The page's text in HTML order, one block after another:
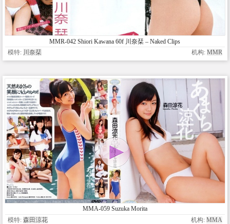
MMR-042 Shiori Kawana 60f 川奈栞 – Naked Clips
模特: 川奈栞 机构: MMR
MMA-059 Suzuka Morita
模特: 森田涼花 机构: MMA